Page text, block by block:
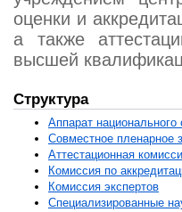
оценки и
а также
высшей
Структура
Аппарат национального
Совместное пленарное
Аттестационная
Комиссия по
Комиссия экспертов
Специализированные